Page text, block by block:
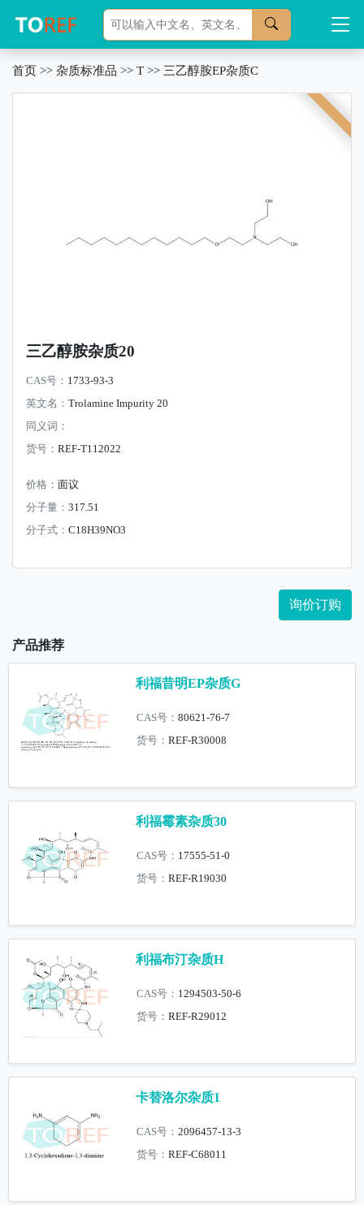
首页 >> 杂质标准品 >> T >> 三乙醇胺EP杂质C
三乙醇胺杂质20
CAS号： 1733-93-3
英文名： Trolamine Impurity 20
同义词：
货号： REF-T112022
价格： 面议
分子量： 317.51
分子式： C18H39NO3
询价订购
产品推荐
利福昔明EP杂质G
CAS号：80621-76-7
货号：REF-R30008
利福霉素杂质30
CAS号： 17555-51-0
货号：REF-R19030
利福布汀杂质H
CAS号： 1294503-50-6
货号：REF-R29012
卡替洛尔杂质1
CAS号：2096457-13-3
货号：REF-C68011